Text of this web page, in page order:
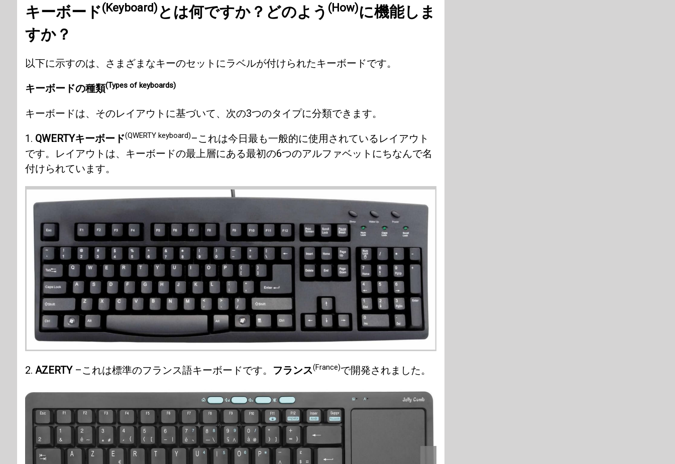
キーボード(Keyboard) とは何ですか？ どのよう (How)に機能しま
すか？
以下に示すのは、さまざまなキーのセットにラベルが付けられたキーボードです。
キーボードの種類(Types of keyboards)
キーボードは、そのレイアウトに基づいて、次の3つのタイプに分類できます。
1. QWERTYキーボード(QWERTY keyboard)–これは今日最も一般的に使用されているレイアウト
です。レイアウトは、キーボードの最上層にある最初の6つのアルファベットにちなんで名
付けられています。
2. AZERTY–これは標準のフランス語キーボードです。 フランス(France)で開発されました。